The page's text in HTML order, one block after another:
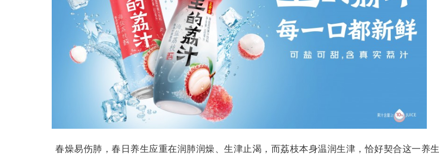
春燥易伤肺，春日养生应重在润肺润燥、生津止渴，而荔枝本身温润生津，恰好契合这一养生